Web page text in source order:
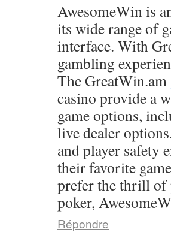
AwesomeWin is
its wide range of
interface. With
gambling
The GreatWin.am
casino provide a
game options,
live dealer
and player safety
their favorite
prefer the thrill of
poker,
Répondre